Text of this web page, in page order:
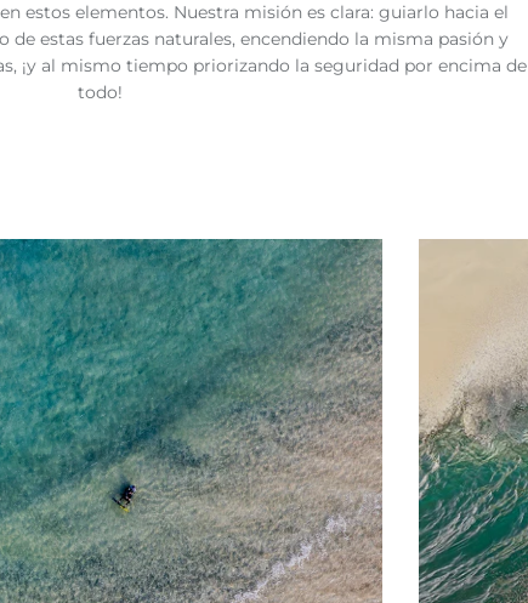
estos elementos. Nuestra misión es clara: guiarlo hacia el
estas fuerzas naturales, encendiendo la misma pasión y
¡y al mismo tiempo priorizando la seguridad por encima de
todo!